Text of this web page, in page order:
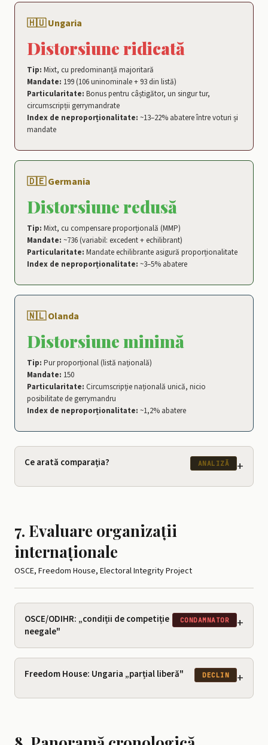
🇭🇺 Ungaria
Distorsiune ridicată
Tip: Mixt, cu predominanță majoritară
Mandate: 199 (106 uninominale + 93 din listă)
Particularitate: Bonus pentru câștigător, un singur tur,
circumscripții gerrymandrate
Index de neproporționalitate: ~13–22% abatere între voturi și
mandate
🇩🇪 Germania
Distorsiune redusă
Tip: Mixt, cu compensare proporțională (MMP)
Mandate: ~736 (variabil: excedent + echilibrant)
Particularitate: Mandate echilibrante asigură proporționalitate
Index de neproporționalitate: ~3–5% abatere
🇳🇱 Olanda
Distorsiune minimă
Tip: Pur proporțional (listă națională)
Mandate: 150
Particularitate: Circumscripție națională unică, nicio
posibilitate de gerrymandru
Index de neproporționalitate: ~1,2% abatere
Ce arată comparația? ANALIZĂ +
7. Evaluare organizații
internaționale
OSCE, Freedom House, Electoral Integrity Project
OSCE/ODIHR: „condiții de competiție
neegale"
CONDAMNATOR +
Freedom House: Ungaria „parțial liberă" DECLIN +